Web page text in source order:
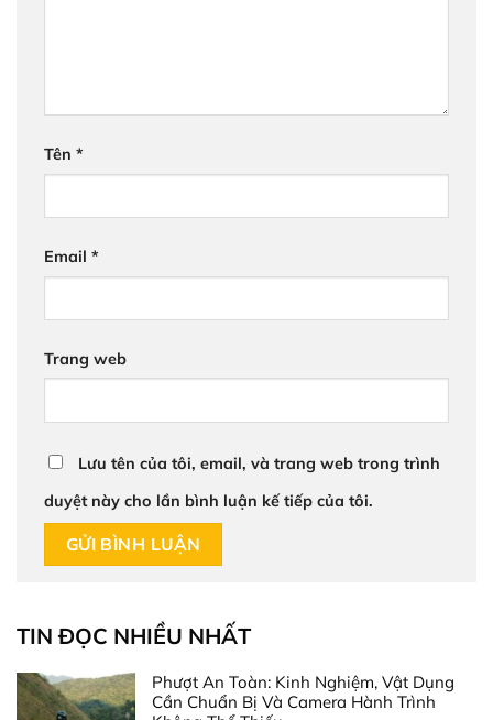
Tên *
Email *
Trang web
Lưu tên của tôi, email, và trang web trong trình
duyệt này cho lần bình luận kế tiếp của tôi.
TIN ĐỌC NHIỀU NHẤT
Phượt An Toàn: Kinh Nghiệm, Vật Dụng
Cần Chuẩn Bị Và Camera Hành Trình